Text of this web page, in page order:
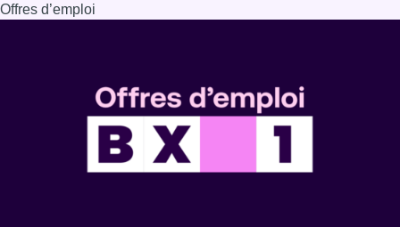
Offres d’emploi